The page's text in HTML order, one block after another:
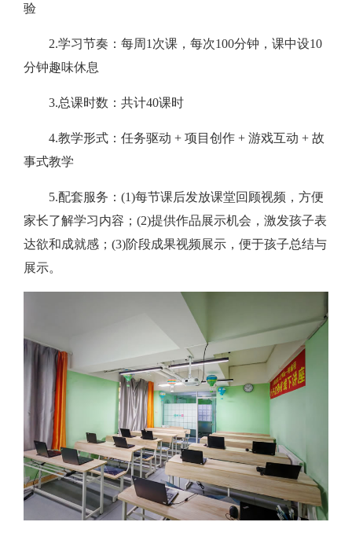
验
2.学习节奏：每周1次课，每次100分钟，课中设10
分钟趣味休息
3.总课时数：共计40课时
4.教学形式：任务驱动 + 项目创作 + 游戏互动 + 故
事式教学
5.配套服务：(1)每节课后发放课堂回顾视频，方便
家长了解学习内容；(2)提供作品展示机会，激发孩子表
达欲和成就感；(3)阶段成果视频展示，便于孩子总结与
展示。